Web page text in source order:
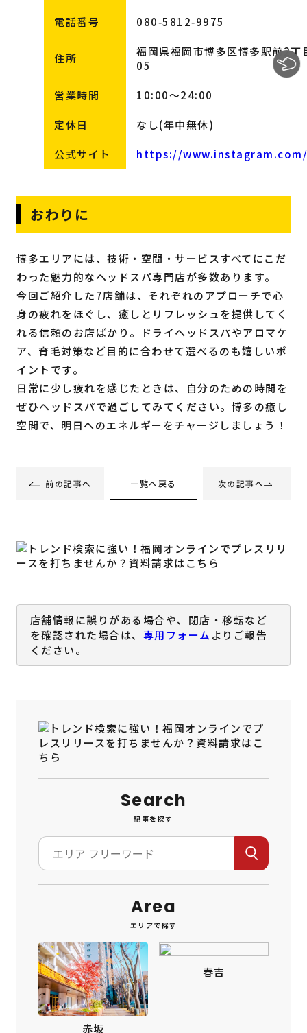
電話番号 080‑5812‑9975
住所
福岡県福岡市博多区博多駅前2
05
営業時間 10:00～24:00
定休日 なし(年中無休)
公式サイト https://
おわりに
博多エリアには、技術・空間・サービスすべてにこだ
わった魅力的なヘッドスパ専門店が多数あります。
今回ご紹介した7店舗は、それぞれのアプローチで心
身の疲れをほぐし、癒しとリフレッシュを提供してく
れる信頼のお店ばかり。ドライヘッドスパやアロマケ
ア、育毛対策など目的に合わせて選べるのも嬉しいポ
イントです。
日常に少し疲れを感じたときは、自分のための時間を
ぜひヘッドスパで過ごしてみてください。博多の癒し
空間で、明日へのエネルギーをチャージしましょう！
前の記事へ 一覧へ戻る 次の記事へ
店舗情報に誤りがある場合や、閉店・移転など
を確認された場合は、 専用フォーム よりご報告
ください。
Search
記事を探す
Area
エリアで探す
赤坂
春吉